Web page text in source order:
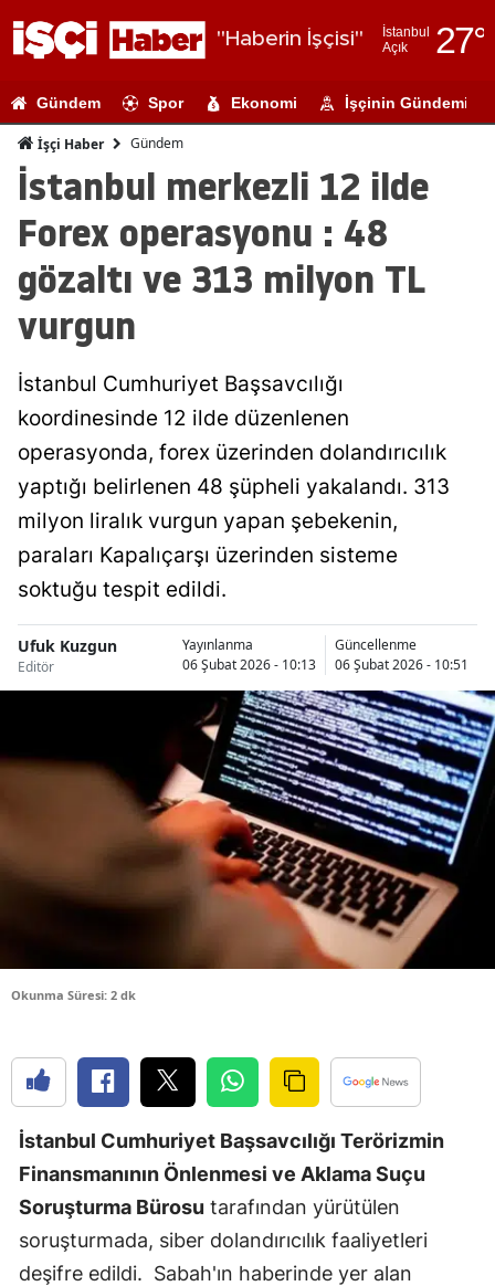
"Haberin İşçisi"
İstanbul
Açık
27°
Adıyaman
Ağrı
Ankara
Balıkesir
Bolu
Burdur
Bursa
Çanakkale
Çankırı
Çorum
Denizli
Diyarbakır
Elazığ
Erzincan
Erzurum
Gaziantep
Gündem Spor Ekonomi İşçinin Gündemi
İşçi Haber Gündem
İstanbul merkezli 12 ilde
Forex operasyonu : 48
gözaltı ve 313 milyon TL
vurgun
İstanbul Cumhuriyet Başsavcılığı
koordinesinde 12 ilde düzenlenen
operasyonda, forex üzerinden dolandırıcılık
yaptığı belirlenen 48 şüpheli yakalandı. 313
milyon liralık vurgun yapan şebekenin,
paraları Kapalıçarşı üzerinden sisteme
soktuğu tespit edildi.
Ufuk Kuzgun
Editör
Yayınlanma
06 Şubat 2026 - 10:13
Güncellenme
06 Şubat 2026 - 10:51
Okunma Süresi: 2 dk
İstanbul Cumhuriyet Başsavcılığı Terörizmin
Finansmanının Önlenmesi ve Aklama Suçu
Soruşturma Bürosu tarafından yürütülen
soruşturmada, siber dolandırıcılık faaliyetleri
deşifre edildi. Sabah'ın haberinde yer alan